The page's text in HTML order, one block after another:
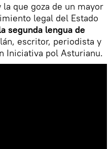
que goza de un mayor
legal del Estado
segunda lengua de
escritor, periodista y
Iniciativa pol Asturianu.